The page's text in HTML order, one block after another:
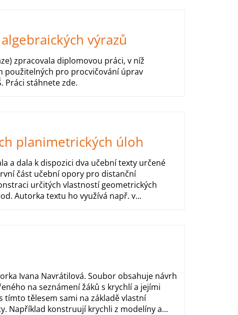
výrazů
zpracovala diplomovou práci, v níž
použitelných pro procvičování úprav
Práci stáhnete zde.
planimetrických úloh
a dala k dispozici dva učební texty určené
část učební opory pro distanční
určitých vlastností geometrických
Autorka textu ho využívá např. v...
Ivana Navrátilová. Soubor obsahuje návrh
na seznámení žáků s krychlí a jejími
tímto tělesem sami na základě vlastní
Například konstruují krychli z modelíny a...